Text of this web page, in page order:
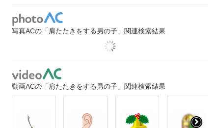
写真ACの「肩たたきをする男の子」関連検索結果
動画ACの「肩たたきをする男の子」関連検索結果